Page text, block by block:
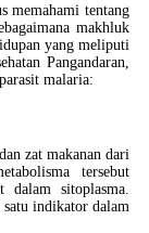
memahami tentang
makhluk
yang meliputi
Pangandaran,
malaria:
zat makanan dari
tersebut
dalam sitoplasma.
indikator dalam